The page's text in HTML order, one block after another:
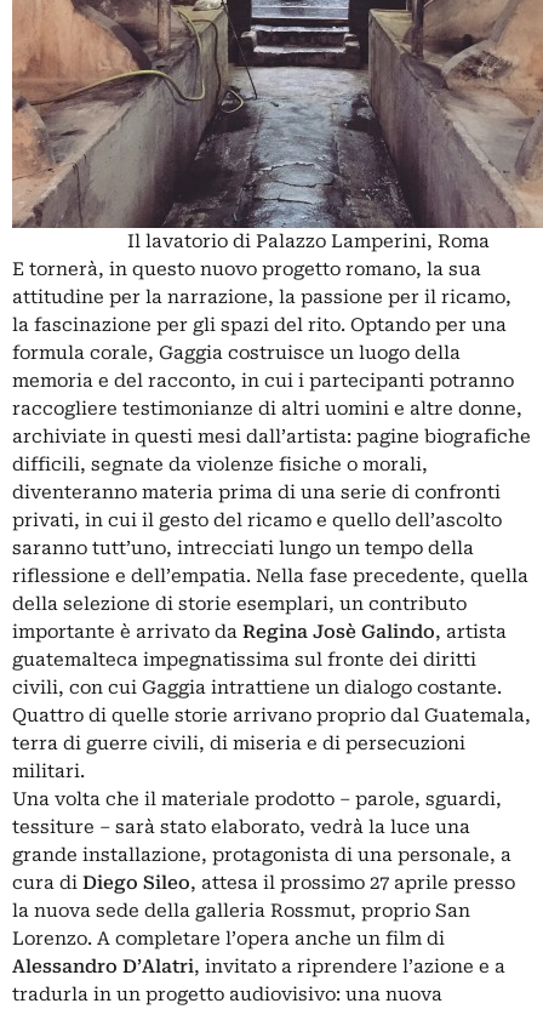
Il lavatorio di Palazzo Lamperini, Roma
E tornerà, in questo nuovo progetto romano, la sua
attitudine per la narrazione, la passione per il ricamo,
la fascinazione per gli spazi del rito. Optando per una
formula corale, Gaggia costruisce un luogo della
memoria e del racconto, in cui i partecipanti potranno
raccogliere testimonianze di altri uomini e altre donne,
archiviate in questi mesi dall’artista: pagine biografiche
difficili, segnate da violenze fisiche o morali,
diventeranno materia prima di una serie di confronti
privati, in cui il gesto del ricamo e quello dell’ascolto
saranno tutt’uno, intrecciati lungo un tempo della
riflessione e dell’empatia. Nella fase precedente, quella
della selezione di storie esemplari, un contributo
importante è arrivato da Regina Josè Galindo, artista
guatemalteca impegnatissima sul fronte dei diritti
civili, con cui Gaggia intrattiene un dialogo costante.
Quattro di quelle storie arrivano proprio dal Guatemala,
terra di guerre civili, di miseria e di persecuzioni
militari.
Una volta che il materiale prodotto – parole, sguardi,
tessiture – sarà stato elaborato, vedrà la luce una
grande installazione, protagonista di una personale, a
cura di Diego Sileo, attesa il prossimo 27 aprile presso
la nuova sede della galleria Rossmut, proprio San
Lorenzo. A completare l’opera anche un film di
Alessandro D’Alatri, invitato a riprendere l’azione e a
tradurla in un progetto audiovisivo: una nuova